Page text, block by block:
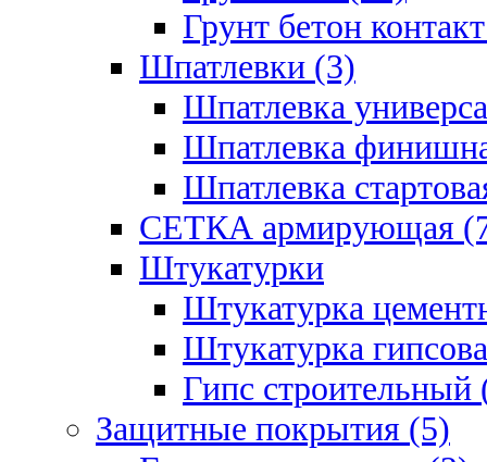
Грунт бетон
Шпатлевки (3)
Шпатлевка
Шпатлевка
Шпатлевка
СЕТКА армирующая
Штукатурки
Штукатурка
Штукатурка
Гипс строительный
Защитные покрытия (5)